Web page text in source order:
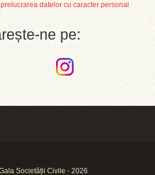
datelor cu caracter personal
ne pe:
Societății Civile - 2026